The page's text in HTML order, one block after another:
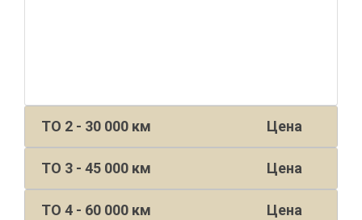
ТО 2 - 30 000 км Цена
ТО 3 - 45 000 км Цена
ТО 4 - 60 000 км Цена